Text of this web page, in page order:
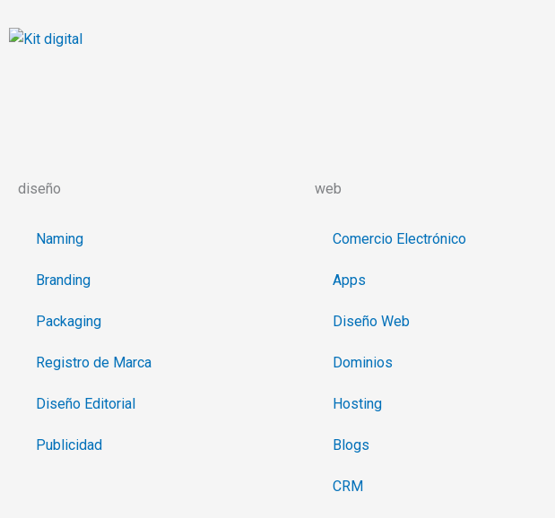
al
diseño
Naming
Branding
Packaging
Registro de Marca
Diseño Editorial
Publicidad
web
Comercio Electrónico
Apps
Diseño Web
Dominios
Hosting
Blogs
CRM